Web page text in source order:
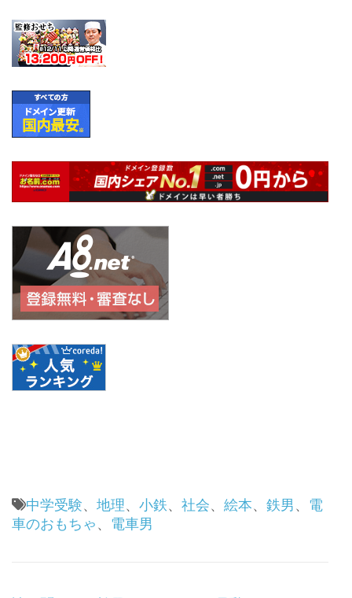
中学受験、 地理、 小鉄、 社会、 絵本、 鉄男、 電
車のおもちゃ、 電車男